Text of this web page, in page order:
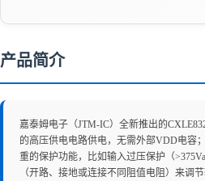
产品简介
嘉泰姆电子（JTM-IC）全新推出的
的高压供电电路供电，无需外部VDD电容
重的保护功能，比如输入过压保护（
（开路、接地或连接不同阻值电阻）来调